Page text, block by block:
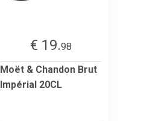
€ 19.98
Moët & Chandon Brut
Impérial 20CL